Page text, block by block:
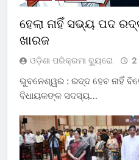
ହେଲା ନାହିଁ ସଭ୍ୟ ପଦ
ଖାରଜ
ଓଡ଼ିଶା ପରିକ୍ରମା ବ୍ୟୁରୋ 2
ଭୁବନେଶ୍ୱର : ରଦ୍ଦ ହେବ ନାହିଁ
ବିଧାୟକଙ୍କ ସଦସ୍ୟ…